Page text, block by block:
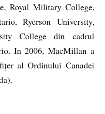
Royal Military College,
Ryerson University,
College din cadrul
In 2006, MacMillan a
al Ordinului Canadei